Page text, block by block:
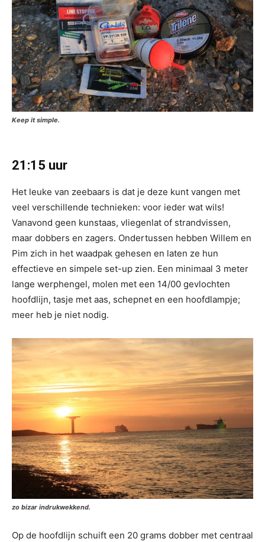
Keep it simple.
21:15 uur
Het leuke van zeebaars is dat je deze kunt vangen met
veel verschillende technieken: voor ieder wat wils!
Vanavond geen kunstaas, vliegenlat of strandvissen,
maar dobbers en zagers. Ondertussen hebben Willem en
Pim zich in het waadpak gehesen en laten ze hun
effectieve en simpele set-up zien. Een minimaal 3 meter
lange werphengel, molen met een 14/00 gevlochten
hoofdlijn, tasje met aas, schepnet en een hoofdlampje;
meer heb je niet nodig.
zo bizar indrukwekkend.
Op de hoofdlijn schuift een 20 grams dobber met centraal